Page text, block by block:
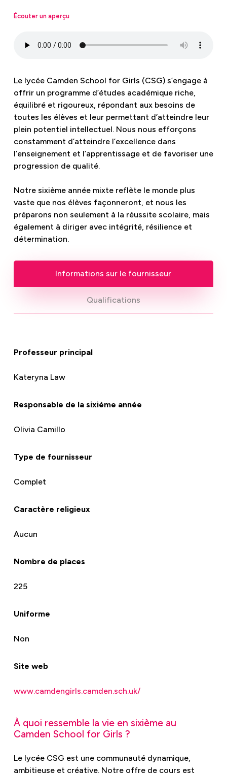
Écouter un aperçu
Le lycée Camden School for Girls (CSG) s’engage à
offrir un programme d’études académique riche,
équilibré et rigoureux, répondant aux besoins de
toutes les élèves et leur permettant d’atteindre leur
plein potentiel intellectuel. Nous nous efforçons
constamment d’atteindre l’excellence dans
l’enseignement et l’apprentissage et de favoriser une
progression de qualité.
Notre sixième année mixte reflète le monde plus
vaste que nos élèves façonneront, et nous les
préparons non seulement à la réussite scolaire, mais
également à diriger avec intégrité, résilience et
détermination.
Informations sur le fournisseur
Qualifications
Professeur principal
Kateryna Law
Responsable de la sixième année
Olivia Camillo
Type de fournisseur
Complet
Caractère religieux
Aucun
Nombre de places
225
Uniforme
Non
Site web
www.camdengirls.camden.sch.uk/
À quoi ressemble la vie en sixième au
Camden School for Girls ?
Le lycée CSG est une communauté dynamique,
ambitieuse et créative. Notre offre de cours est